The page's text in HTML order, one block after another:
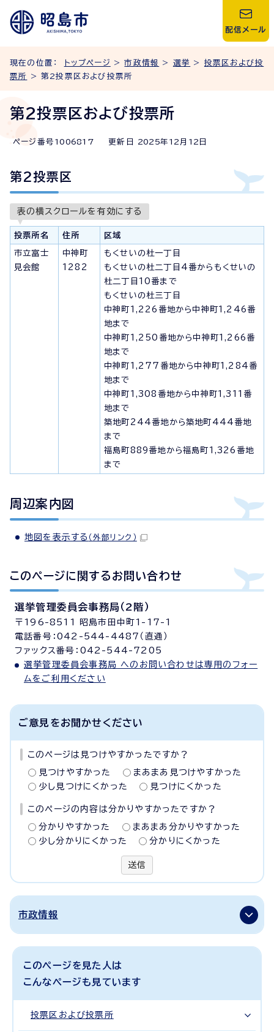
配信メール
現在の位置： トップページ >市政情報 > 選挙 > 投票区および投
票所
> 第2投票区および投票所
第2投票区および投票所
ページ番号 1006817 更新日 2025年 12 月 12 日
第2投票区
表の横スクロールを有効にする
投票所名 住所 区域
市立富士
見会館
中神町
1282
もくせいの杜一丁目
もくせいの杜二丁目4番からもくせいの
杜二丁目10番まで
もくせいの杜三丁目
中神町1,226番地から中神町1,246番
地まで
中神町1,250番地から中神町1,266番
地まで
中神町1,277番地から中神町1,284番
地まで
中神町1,308番地から中神町1,311番
地まで
築地町244番地から築地町444番地
まで
福島町889番地から福島町1,326番地
まで
周辺案内図
地図を表示する （外部リンク）
このページに関する お問い合わせ
選挙管理委員会事務局（2階）
〒196-8511 昭島市田中町1-17-1
電話番号：042-544-4487（直通）
ファックス番号：042-544-7205
選挙管理委員会事務局 へのお問い合わせは専用のフォー
ムをご利用ください
ご意見をお聞かせください
このページは見つけやすかったですか？
見つけやすかった
まあまあ見つけやすかった
少し見つけにくかった
見つけにくかった
このページの内容は分かりやすかったですか？
分かりやすかった
まあまあ分かりやすかった
少し分かりにくかった
分かりにくかった
送信
市政情報
このページを見た人は
こんなページも見ています
投票区および投票所